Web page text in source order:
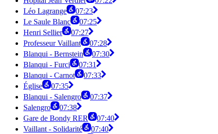
Léo Lagrange
07:23
Le Saule Blanc
07:25
Henri Sellier
07:27
Professeur Vaillant
07:28
Blanqui - Bernstein
07:30
Blanqui - Furci
07:31
Blanqui - Carnot
07:33
Église
07:35
Blanqui - Salengro
07:37
Salengro
07:38
Gare de Bondy RER
07:40
Vaillant - Solidarité
07:40